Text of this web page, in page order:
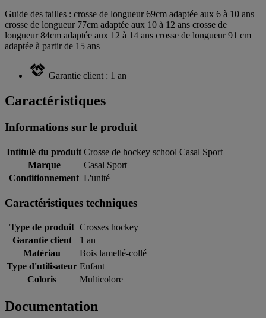
Guide des tailles : crosse de longueur 69cm adaptée aux 6 à 10 ans
crosse de longueur 77cm adaptée aux 10 à 12 ans crosse de
longueur 84cm adaptée aux 12 à 14 ans crosse de longueur 91 cm
adaptée à partir de 15 ans
Garantie client : 1 an
Caractéristiques
Informations sur le produit
Intitulé du produit Crosse de hockey school Casal Sport
Marque
Casal Sport
Conditionnement L'unité
Caractéristiques techniques
Type de produit Crosses hockey
Garantie client
1 an
Matériau
Bois lamellé-collé
Type d'utilisateur Enfant
Coloris
Multicolore
Documentation